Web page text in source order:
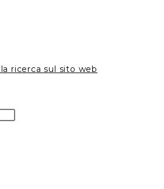
ricerca sul sito web